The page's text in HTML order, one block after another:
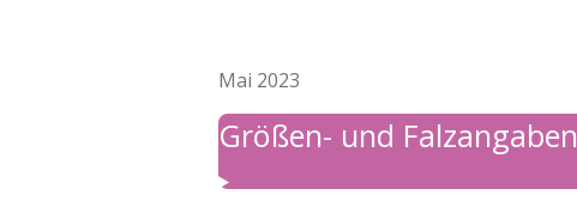
Mai 2023
Größen- und Falzangaben